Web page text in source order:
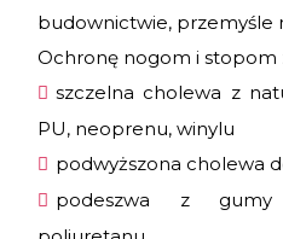
budownictwie, przemyśle
Ochronę nogom i stopom
szczelna cholewa z
PU, neoprenu, winylu
podwyższona cholewa
podeszwa z gumy